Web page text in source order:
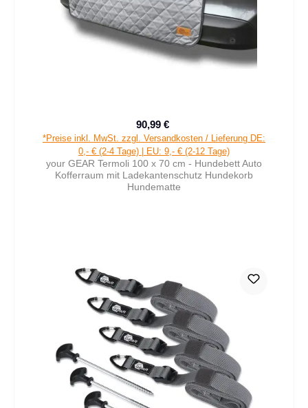
Verkaufspreis:
90,99 €
*Preise inkl. MwSt. zzgl. Versandkosten / Lieferung DE:
0,- € (2-4 Tage) | EU: 9,- € (2-12 Tage)
your GEAR Termoli 100 x 70 cm - Hundebett Auto
Kofferraum mit Ladekantenschutz Hundekorb
Hundematte